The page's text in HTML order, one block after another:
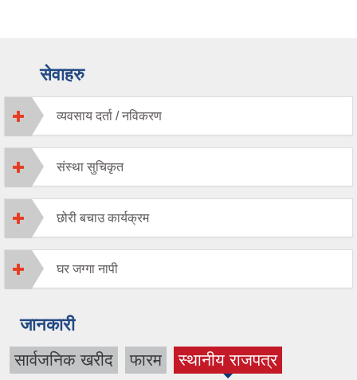
सेवाहरु
व्यवसाय दर्ता / नविकरण
संस्था सुचिकृत
छोरी बचाउ कार्यक्रम
घर जग्गा नापी
जानकारी
सार्वजनिक खरीद फारम स्थानीय राजपत्र
(active tab)